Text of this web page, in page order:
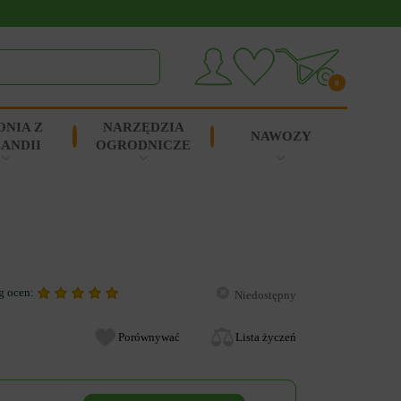
0
Z
NARZĘDZIA
OGRODNICZE
NAWOZY
ocen: Niedostępny
Porównywać Lista życzeń